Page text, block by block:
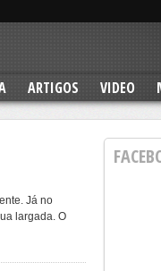
ARTIGOS VIDEO
Já no
largada. O